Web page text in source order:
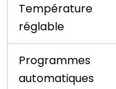
Température
réglable
Programmes
automatiques